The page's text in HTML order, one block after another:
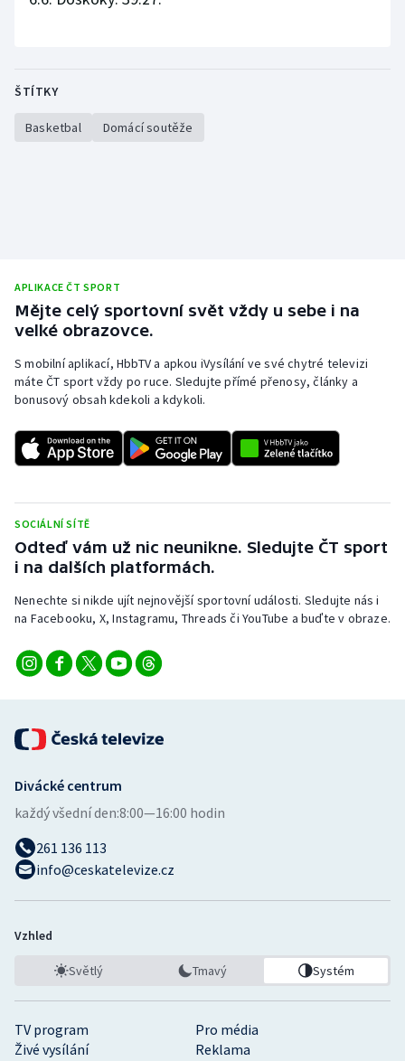
ŠTÍTKY
Basketbal Domácí soutěže
APLIKACE ČT SPORT
Mějte celý sportovní svět vždy u sebe i na
velké obrazovce.
S mobilní aplikací, HbbTV a apkou iVysílání ve své chytré televizi
máte ČT sport vždy po ruce. Sledujte přímé přenosy, články a
bonusový obsah kdekoli a kdykoli.
SOCIÁLNÍ SÍTĚ
Odteď vám už nic neunikne. Sledujte ČT sport
i na dalších platformách.
Nenechte si nikde ujít nejnovější sportovní události. Sledujte nás i
na Facebooku, X, Instagramu, Threads či YouTube a buďte v obraze.
TV program
Pro média
Živé vysílání
Reklama
Divácké centrum
každý všední den:8:00—16:00 hodin
261 136 113
info@ceskatelevize.cz
Vzhled
Světlý Tmavý Systém